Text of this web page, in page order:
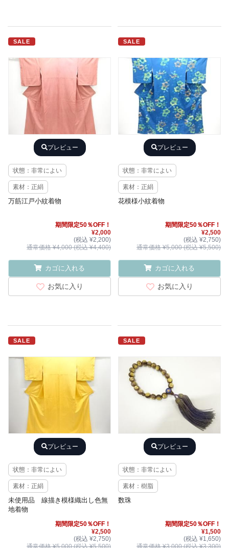
SALE
プレビュー
状態：非常によい
素材：正絹
万筋江戸小紋着物
期間限定50％OFF！
¥2,000
(税込 ¥2,200)
通常価格 ¥4,000 (税込 ¥4,400)
カゴに入れる
お気に入り
SALE
プレビュー
状態：非常によい
素材：正絹
花模様小紋着物
期間限定50％OFF！
¥2,500
(税込 ¥2,750)
通常価格 ¥5,000 (税込 ¥5,500)
カゴに入れる
お気に入り
SALE
プレビュー
状態：非常によい
素材：正絹
未使用品 線描き模様織出し色無
地着物
期間限定50％OFF！
¥2,500
(税込 ¥2,750)
SALE
プレビュー
状態：非常によい
素材：樹脂
数珠
期間限定50％OFF！
¥1,500
(税込 ¥1,650)